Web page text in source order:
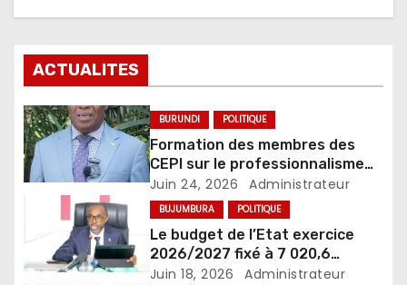
ACTUALITES
BURUNDI POLITIQUE
Formation des membres des
CEPI sur le professionnalisme
pour préparer les prochaines
élections
Juin 24, 2026 Administrateur
BUJUMBURA POLITIQUE
Le budget de l’Etat exercice
2026/2027 fixé à 7 020,6
milliards de BIF
Juin 18, 2026 Administrateur